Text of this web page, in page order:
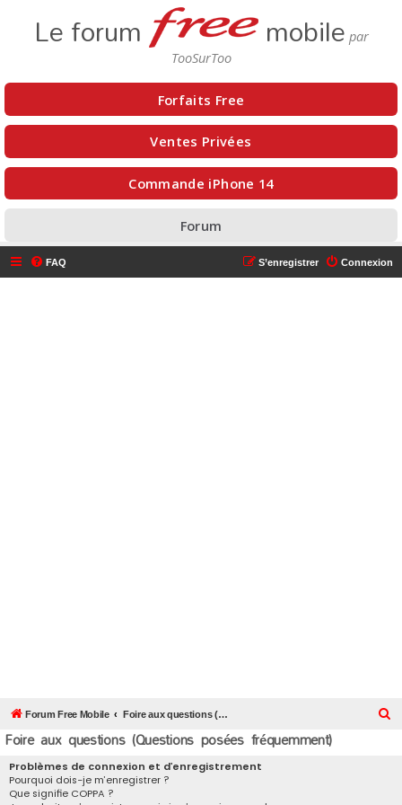
Le forum mobile
Forfaits Free
Ventes Privées
Commande iPhone 14
Forum
FAQ Connexion
S’enregistrer
Forum Free Mobile Foire aux questions (Questions posées fréquemment)
Foire aux questions (Questions posées fréquemment)
Problèmes de connexion et d’enregistrement
Pourquoi dois-je m’enregistrer ?
Que signifie COPPA ?